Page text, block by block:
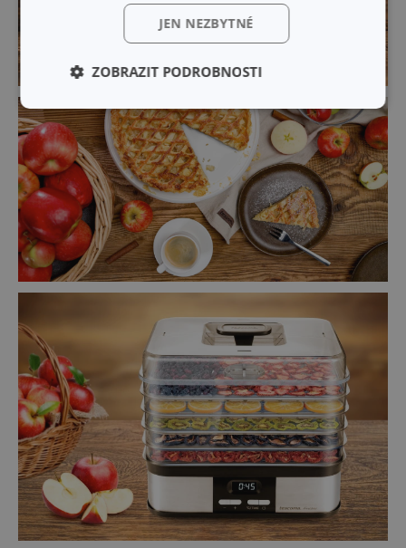
JEN NEZBYTNÉ
ZOBRAZIT PODROBNOSTI
Základní
(funkční) cookies
Analytické a
preferenční
cookies
Marketingové
cookies
Funkční soubory
Základní (funkční) cookies
Analytické a preferenční cookies
Marketingové cookies
Funkční soubory
Nezbytně nutné soubory cookie umožňují základní
funkce webových stránek, jako je přihlášení
uživatele a správa účtu. Webové stránky nelze bez
nezbytně nutných souborů cookie správně používat.
Název
Poskytovatel/
Doména
Vyprší Popis